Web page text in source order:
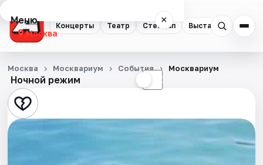
Концерты Театр Стендап Выставки
Меню ×
Москва
Концерты
Театр
Стендап
Ночной режим ☾
Москва Москвариум События Москвариум